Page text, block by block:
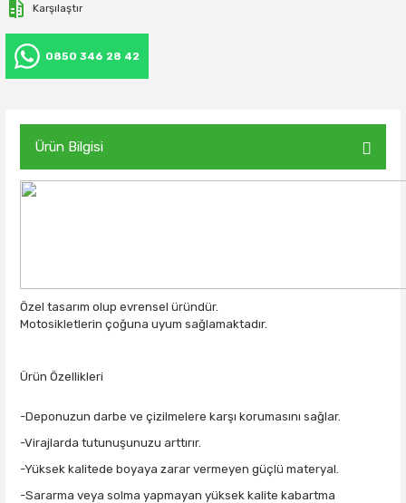
Karşılaştır
0850 346 28 42
Ürün Bilgisi
Özel tasarım olup evrensel üründür.
Motosikletlerin çoğuna uyum sağlamaktadır.
Ürün Özellikleri
-Deponuzun darbe ve çizilmelere karşı korumasını sağlar.
-Virajlarda tutunuşunuzu arttırır.
-Yüksek kalitede boyaya zarar vermeyen güçlü materyal.
-Sararma veya solma yapmayan yüksek kalite kabartma